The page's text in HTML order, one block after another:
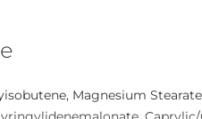
Magnesium